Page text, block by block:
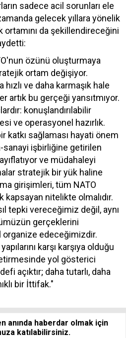
sadece acil sorunları ele
gelecek yıllara yönelik
da şekillendireceğini
özünü oluşturmaya
ortam değişiyor.
ve daha karmaşık hale
artık bu gerçeği yansıtmıyor.
konuşlandırılabilir
ve operasyonel hazırlık.
katkı sağlaması hayati önem
sanayi işbirliğine getirilen
ve müdahaleyi
stratejik bir yük haline
girişimleri, tüm NATO
nitelikte olmalıdır.
tepki vereceğimiz değil, aynı
gerçeklerini
organize edeceğimizdir.
karşı karşıya olduğu
yol gösterici
açıktır; daha tutarlı, daha
bir İttifak."
anında haberdar olmak için
katılabilirsiniz.